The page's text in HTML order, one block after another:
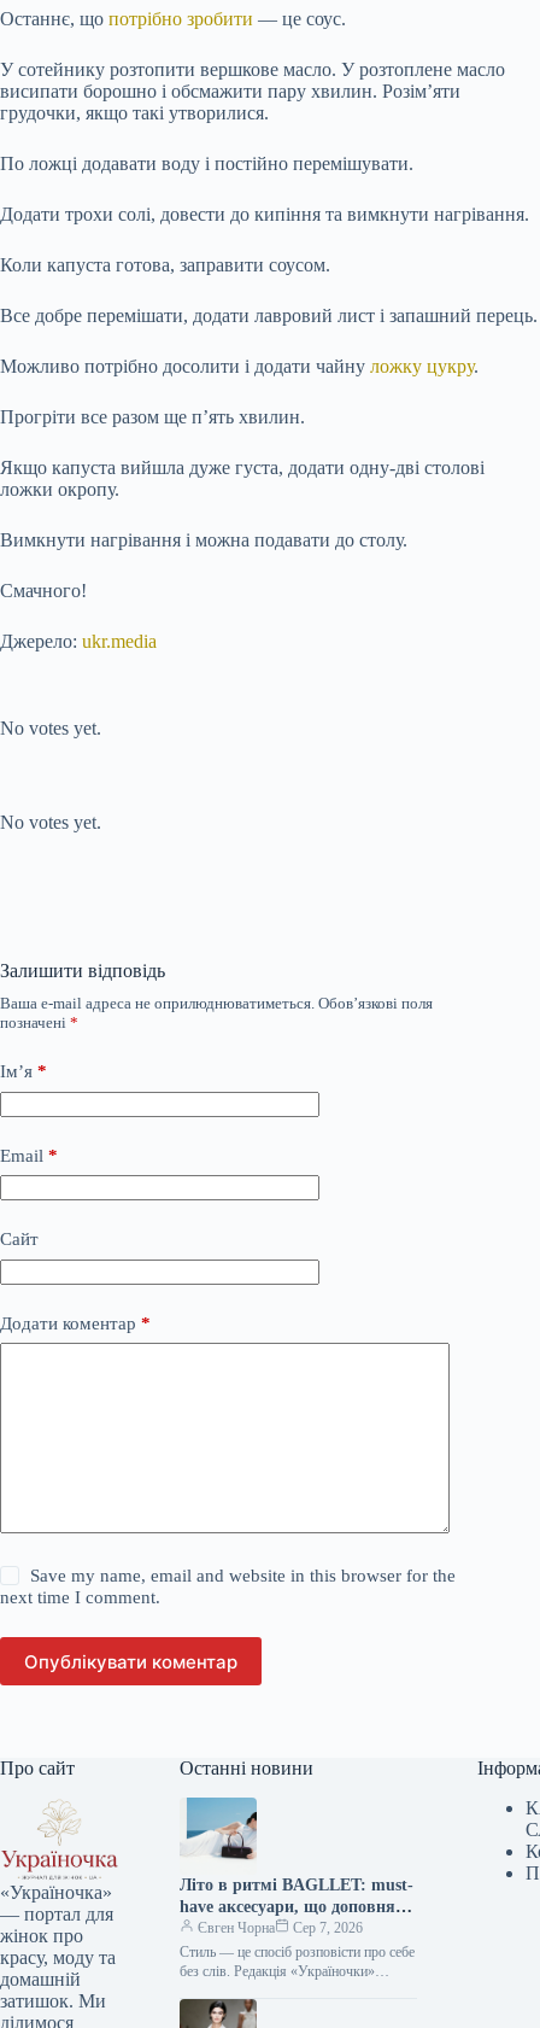
Останнє, що потрібно зробити — це соус.
У сотейнику розтопити вершкове масло. У розтоплене масло
висипати борошно і обсмажити пару хвилин. Розім’яти
грудочки, якщо такі утворилися.
По ложці додавати воду і постійно перемішувати.
Додати трохи солі, довести до кипіння та вимкнути нагрівання.
Коли капуста готова, заправити соусом.
Все добре перемішати, додати лавровий лист і запашний перець.
Можливо потрібно досолити і додати чайну ложку цукру.
Прогріти все разом ще п’ять хвилин.
Якщо капуста вийшла дуже густа, додати одну-дві столові
ложки окропу.
Вимкнути нагрівання і можна подавати до столу.
Смачного!
Джерело: ukr.media
No votes yet.
No votes yet.
Залишити відповідь
Ваша e-mail адреса не оприлюднюватиметься. Обов’язкові поля
позначені *
Ім’я *
Email *
Сайт
Додати коментар *
Save my name, email and website in this browser for the
next time I comment.
Опублікувати коментар
Про сайт
«Україночка»
— портал для
жінок про
красу, моду та
домашній
затишок. Ми
ділимося
Останні новини
Літо в ритмі BAGLLET: must-
have аксесуари, що доповнять
твій фешн-образ
Євген Чорна
Сер 7, 2026
Стиль — це спосіб розповісти про себе
без слів. Редакція «Україночки»
тенденціями, і сьогодні ми